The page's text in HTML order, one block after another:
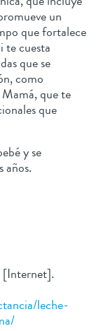
un
que fortalece
te cuesta
que se
como
que te
que
y se
años.
[Internet].
leche-